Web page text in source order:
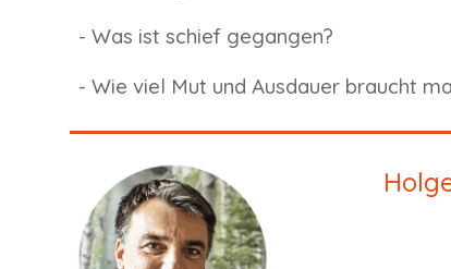
- Was ist schief gegangen?
- Wie viel Mut und Ausdauer braucht